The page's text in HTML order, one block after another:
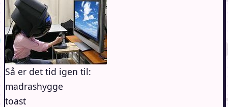
Så er det tid igen til:
madrashygge
toast